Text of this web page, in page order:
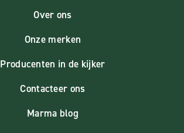
Over ons
Onze merken
Producenten in de kijker
Contacteer ons
Marma blog